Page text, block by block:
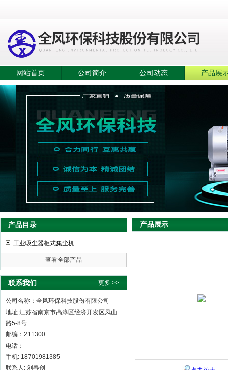
网站首页 公司简介 公司动态 产品展
产品目录
工业吸尘器柜式集尘机
查看全部产品
联系我们 更多 >>
公司名称：全风环保科技股份有限公司
地址:江苏省南京市高淳区经济开发区凤山
路5-8号
邮编：211300
电话：
手机: 18701981385
联系人: 刘春创
产品展示